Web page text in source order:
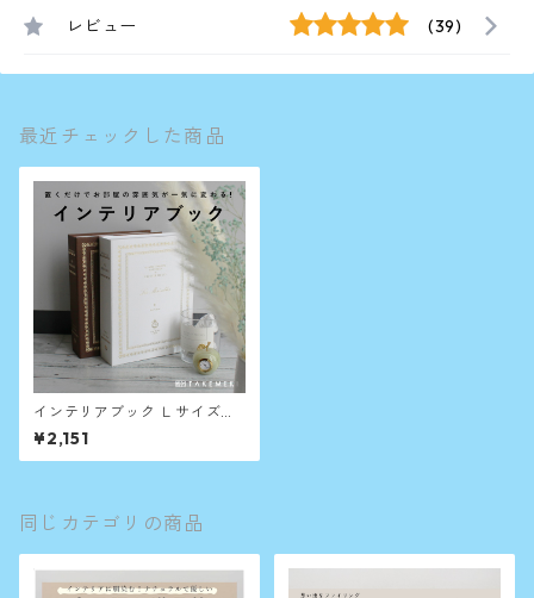
レビュー (39)
最近チェックした商品
インテリアブック Ｌサイズ
（単品）
¥2,151
同じカテゴリの商品